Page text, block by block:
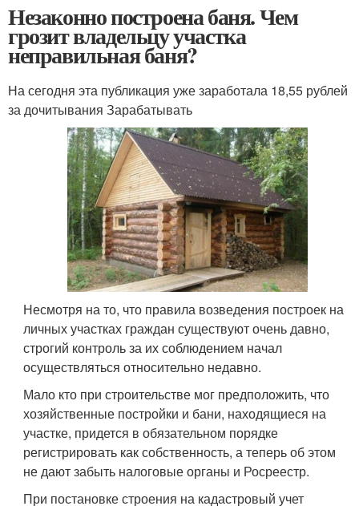
Незаконно построена баня. Чем
грозит владельцу участка
неправильная баня?
На сегодня эта публикация уже заработала 18,55 рублей
за дочитывания Зарабатывать
Несмотря на то, что правила возведения построек на
личных участках граждан существуют очень давно,
строгий контроль за их соблюдением начал
осуществляться относительно недавно.
Мало кто при строительстве мог предположить, что
хозяйственные постройки и бани, находящиеся на
участке, придется в обязательном порядке
регистрировать как собственность, а теперь об этом
не дают забыть налоговые органы и Росреестр.
При постановке строения на кадастровый учет